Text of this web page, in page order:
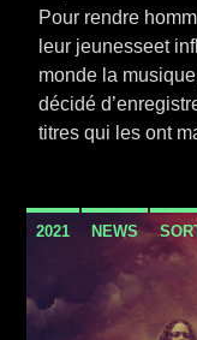
Pour rendre
leur jeunesseet
monde la
décidé
titres qui les ont
2021 NEWS